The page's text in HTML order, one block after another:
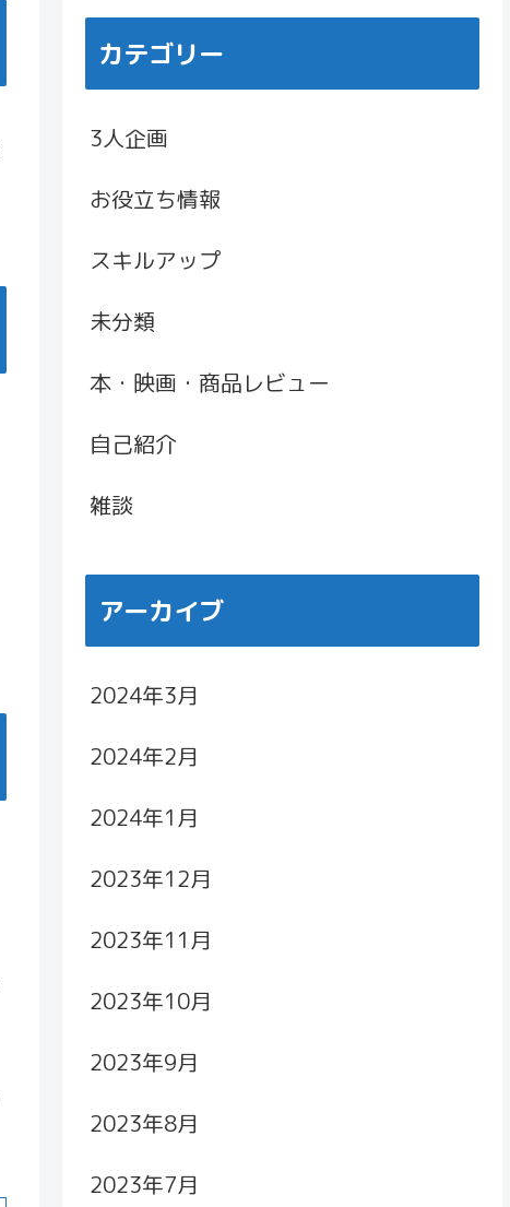
カテゴリー
3人企画
お役立ち情報
スキルアップ
未分類
本・映画・商品レビュー
自己紹介
雑談
アーカイブ
2024年3月
2024年2月
2024年1月
2023年12月
2023年11月
2023年10月
2023年9月
2023年8月
2023年7月